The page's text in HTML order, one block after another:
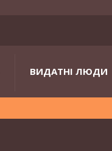
ВИДАТНІ ЛЮДИ